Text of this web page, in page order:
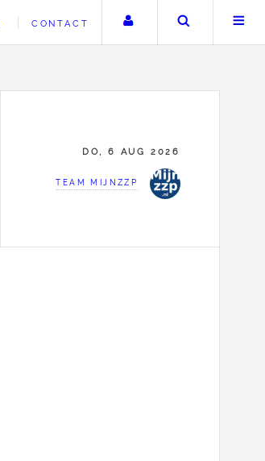
CONTACT Uw accountZoeken
DO, 6 AUG 2026
TEAM MIJNZZP